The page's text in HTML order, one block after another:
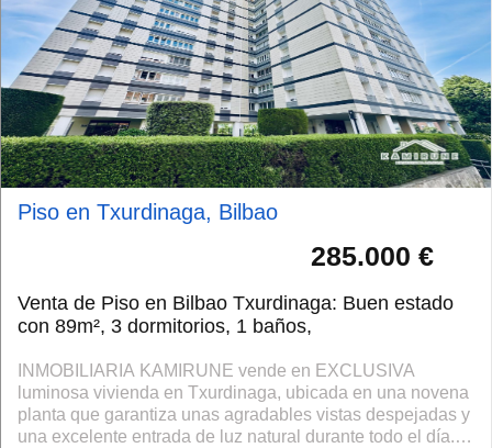
Piso en Txurdinaga, Bilbao
285.000 €
Venta de Piso en Bilbao Txurdinaga: Buen estado
con 89m², 3 dormitorios, 1 baños,
INMOBILIARIA KAMIRUNE vende en EXCLUSIVA
luminosa vivienda en Txurdinaga, ubicada en una novena
planta que garantiza unas agradables vistas despejadas y
una excelente entrada de luz natural durante todo el día.